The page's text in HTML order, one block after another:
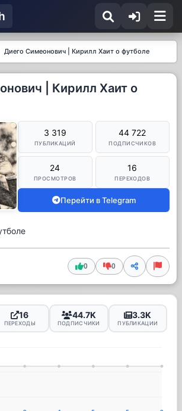
Диего Симеонович | Кирилл Хаит о футболе
| Кирилл Хаит о
3 319
ПУБЛИКАЦИЙ
44 722
ПОДПИСЧИКОВ
24
ПРОСМОТРОВ
16
ПЕРЕХОДОВ
Перейти в Telegram
0 0
16
ПЕРЕХОДЫ
44.7K
ПОДПИСЧИКИ
3.3K
ПУБЛИКАЦИИ